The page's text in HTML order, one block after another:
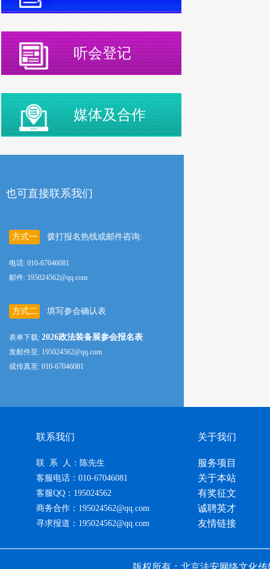
听会登记
媒体及合作
也可直接联系我们
方式一 拨打报名热线或邮件咨询:
电话: 010-67046081
邮件: 195024562@qq.com
方式二 填写参会确认表
表单下载: 2026政法装备展参会报名表
发邮件至: 195024562@qq.com
或传真至: 010-67046081
联系我们
联 系 人：陈先生
客服电话：010-67046081
客服QQ：195024562
商务合作：195024562@qq.com
寻求报道：195024562@qq.com
关于我们
服务项目
关于本站
有奖征文
诚聘英才
友情链接
版权所有：北京法安网络文化